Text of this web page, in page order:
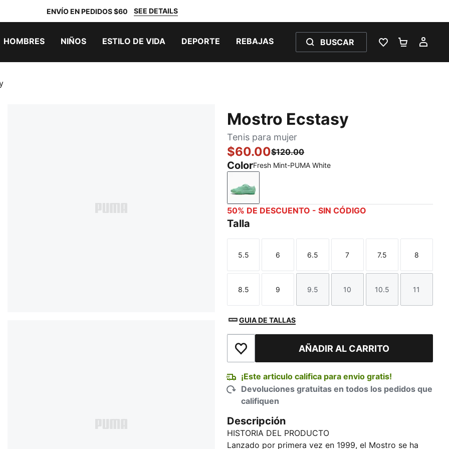
ENVÍO EN PEDIDOS $60 SEE DETAILS
HOMBRES NIÑOS ESTILO DE VIDA DEPORTE REBAJAS BUSCAR
LISTA DE
Mostro Ecstasy
Tenis para mujer
$60.00$120.00
ColorFresh Mint-PUMA White
Fresh Mint-PUMA White
50% DE DESCUENTO - SIN CÓDIGO
Talla
Talla
5.5
Talla
6
Talla
6.5
Talla
7
Talla
7.5
Talla
8
Talla
8.5
Talla
9
Talla
9.5
Talla
10
Talla
10.5
Talla
11
GUIA DE TALLAS
Añadir a la lista de deseosAÑADIR AL CARRITO
¡Este articulo califica para envio gratis!
Devoluciones gratuitas en todos los pedidos que
califiquen
Descripción
HISTORIA DEL PRODUCTO
Lanzado por primera vez en 1999, el Mostro se ha